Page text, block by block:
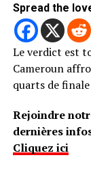
Spread the
Le verdict est
Cameroun
quarts de
Rejoindre
dernières
Cliquez ici